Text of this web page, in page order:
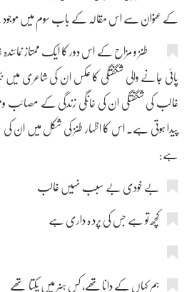
کے عنوان سے اس مقالہ کے باب سوم میں
طنز و مزاح کے اس دور کا ایک ممتاز
پائی جانے والی شگفتگی کا عکس ان کی شاعری میں
غالب کی شگفتگی ان کی خانگی زندگی کے مصائب
پیدا ہوتی ہے۔ اس کا اظہار طنز کی شکل میں ان
ہے:
بے خودی بے سبب نہیں غالب
کچھ تو ہے جس کی پرد ہ داری ہے
ہم کہاں کے دانا تھے، کس ہنر میں یکتا تھے